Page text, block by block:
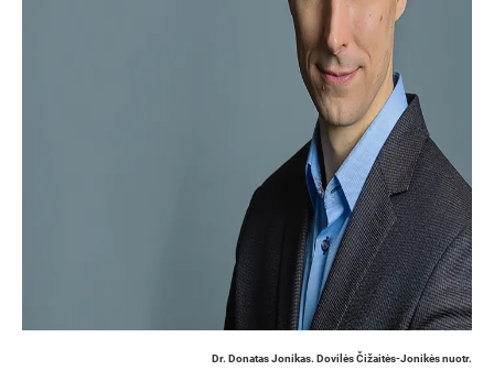
Dr. Donatas Jonikas. Dovilės Čižaitės-Jonikės nuotr.